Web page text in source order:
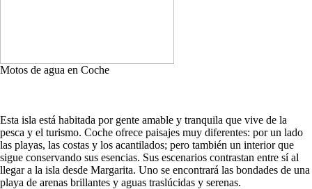
Motos de agua en Coche
Esta isla está habitada por gente amable y tranquila que vive de la
pesca y el turismo. Coche ofrece paisajes muy diferentes: por un lado
las playas, las costas y los acantilados; pero también un interior que
sigue conservando sus esencias. Sus escenarios contrastan entre sí al
llegar a la isla desde Margarita. Uno se encontrará las bondades de una
playa de arenas brillantes y aguas traslúcidas y serenas.